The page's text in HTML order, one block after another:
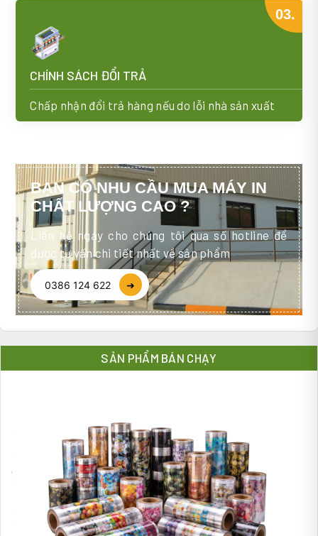
03.
CHÍNH SÁCH ĐỔI TRẢ
Chấp nhận đổi trả hàng nếu do lỗi nhà sản xuất
BẠN CÓ NHU CẦU MUA MÁY IN
CHẤT LƯỢNG CAO ?
Liên hệ ngay cho chúng tôi qua số hotline để
được tư vấn chi tiết nhất về sản phẩm
0386 124 622 ➜
SẢN PHẨM BÁN CHẠY